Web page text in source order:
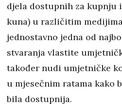
djela dostupnih za kupnju
kuna) u različitim
jednostavno jedna od
stvaranja vlastite
također nudi umjetničke
u mjesečnim ratama kako
bila dostupnija.